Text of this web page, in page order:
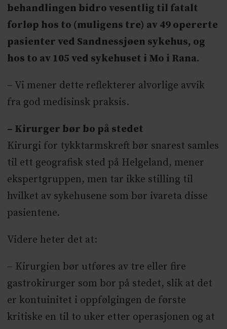
behandlingen bidro vesentlig til fatalt
forløp hos to (muligens tre) av 49 opererte
pasienter ved Sandnessjøen sykehus, og
hos to av 105 ved sykehuset i Mo i Rana.
– Vi mener dette reflekterer alvorlige avvik
fra god medisinsk praksis.
– Kirurger bør bo på stedet
Kirurgi for tykktarmskreft bør snarest samles
til ett geografisk sted på Helgeland, mener
ekspertgruppen, men tar ikke stilling til
hvilket av sykehusene som bør ivareta disse
pasientene.
Videre heter det at:
– Kirurgien bør utføres av tre eller fire
gastrokirurger som bor på stedet, slik at det
er kontuinitet i oppfølgingen de første
kritiske en til to uker etter operasjonen og at